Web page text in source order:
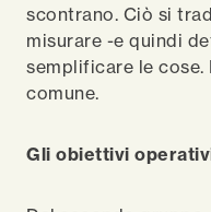
scontrano. Ciò si
misurare -e quindi
semplificare le cose.
comune.
Gli obiettivi